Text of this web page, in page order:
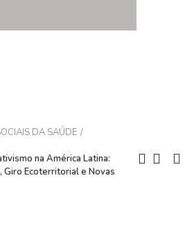
DA SAÚDE
na América Latina:
Ecoterritorial e Novas